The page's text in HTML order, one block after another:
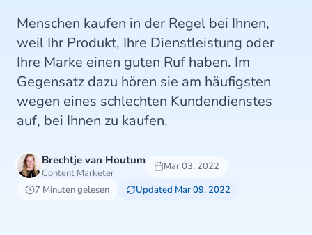
Menschen kaufen in der Regel bei Ihnen,
weil Ihr Produkt, Ihre Dienstleistung oder
Ihre Marke einen guten Ruf haben. Im
Gegensatz dazu hören sie am häufigsten
wegen eines schlechten Kundendienstes
auf, bei Ihnen zu kaufen.
Brechtje van Houtum
Content Marketer
Mar 03, 2022
7 Minuten gelesen
Updated Mar 09, 2022